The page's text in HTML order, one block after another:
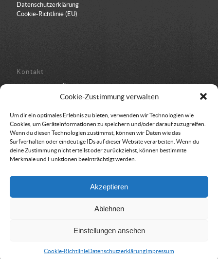
Cookie-Zustimmung verwalten
Um dir ein optimales Erlebnis zu bieten, verwenden wir Technologien wie
Cookies, um Geräteinformationen zu speichern und/oder darauf zuzugreifen.
Wenn du diesen Technologien zustimmst, können wir Daten wie das
Surfverhalten oder eindeutige IDs auf dieser Website verarbeiten. Wenn du
deine Zustimmung nicht erteilst oder zurückziehst, können bestimmte
Merkmale und Funktionen beeinträchtigt werden.
Akzeptieren
Ablehnen
Einstellungen ansehen
Cookie-RichtlinieDatenschutzerklärungImpressum
Datenschutzerklärung
Cookie-Richtlinie (EU)
Kontakt
Bundesbüro der ÖRHB
Schulstraße 443
05 94 500 152
office@oerhb.at